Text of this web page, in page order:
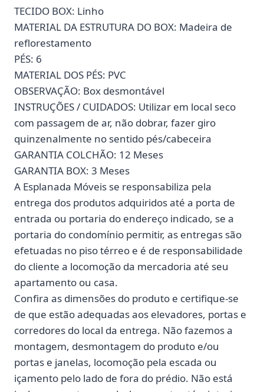
TECIDO BOX: Linho
MATERIAL DA ESTRUTURA DO BOX: Madeira de
reflorestamento
PÉS: 6
MATERIAL DOS PÉS: PVC
OBSERVAÇÃO: Box desmontável
INSTRUÇÕES / CUIDADOS: Utilizar em local seco
com passagem de ar, não dobrar, fazer giro
quinzenalmente no sentido pés/cabeceira
GARANTIA COLCHÃO: 12 Meses
GARANTIA BOX: 3 Meses
A Esplanada Móveis se responsabiliza pela
entrega dos produtos adquiridos até a porta de
entrada ou portaria do endereço indicado, se a
portaria do condomínio permitir, as entregas são
efetuadas no piso térreo e é de responsabilidade
do cliente a locomoção da mercadoria até seu
apartamento ou casa.
Confira as dimensões do produto e certifique-se
de que estão adequadas aos elevadores, portas e
corredores do local da entrega. Não fazemos a
montagem, desmontagem do produto e/ou
portas e janelas, locomoção pela escada ou
içamento pelo lado de fora do prédio. Não está